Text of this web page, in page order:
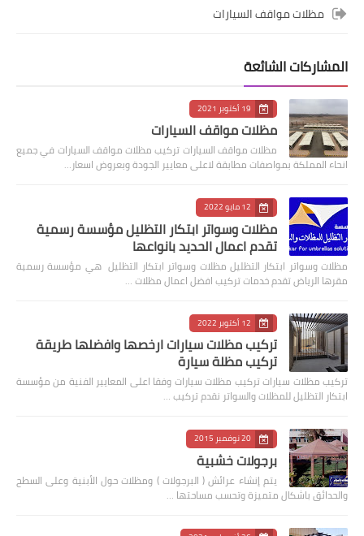
مظلات مواقف السيارات
المشاركات الشائعة
19 أكتوبر 2021
مظلات مواقف السيارات
مظلات مواقف السيارات تركيب مظلات مواقف السيارات في جميع
انحاء المملكة بمواصفات مطابقة لاعلى معايير الجودة وبعروض اسعار…
12 مايو 2022
مظلات وسواتر ابتكار التظليل مؤسسة رسمية
تقدم اعمال الحديد بانواعها
مظلات وسواتر ابتكار التظليل مظلات وسواتر ابتكار التظليل هي مؤسسة رسمية
مقرها الرياض تقدم خدمات تركيب افضل اعمال مظلات …
12 أكتوبر 2022
تركيب مظلات سيارات ارخصها وافضلها طريقة
تركيب مظلة سيارة
‏تركيب مظلات سيارات تركيب مظلات سيارات وفقا اعلى المعايير الفنية من مؤسسة
ابتكار التظليل للمظلات والسواتر نقدم تركيب …
20 نوفمبر 2015
برجولات خشبية
يتم إنشاء عرائش ( البرجولات ) ومظلات حول الأبنية وعلى السطح
والحدائق باشكال متميزة وتحسب مساحتها …